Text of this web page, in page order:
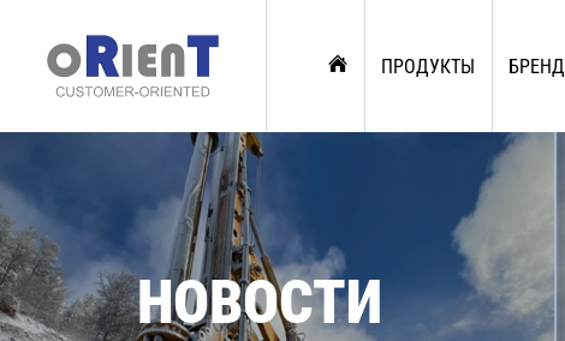
ПРОДУКТЫ БРЕНД
НОВОСТИ